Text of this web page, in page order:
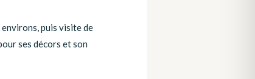
puis visite de
ses décors et son